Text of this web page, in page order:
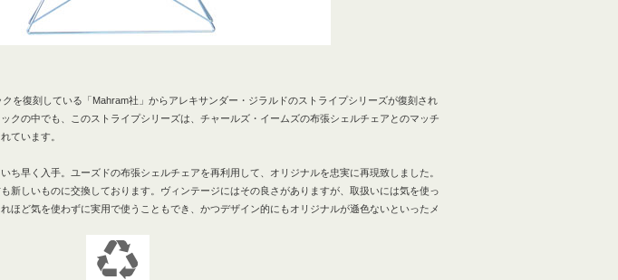
を復刻している「Mahram社」からアレキサンダー・ジラルドのストライプシリーズが復刻され
クの中でも、このストライプシリーズは、 チャールズ・イームズの布張シェルチェアとのマッチ
ています。
ち早く入手。ユーズドの布張シェルチェアを再利用して、オリジナルを忠実に再現致しました。
新しいものに交換しております。ヴィンテージにはその良さがありますが、取扱いには気を使っ
ほど気を使わずに実用で使うこともでき、かつデザイン的にもオリジナルが遜色ないといったメ